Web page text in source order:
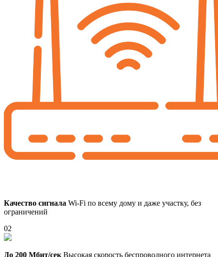
Качество сигнала Wi-Fi по всему дому и даже участку, без
ограничений
02
До 200 Мбит/сек Высокая скорость беспроводного интернета